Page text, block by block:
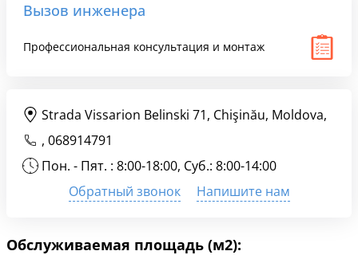
Обслуживаемая площадь (м2):
Вызов инженера
Профессиональная консультация и монтаж
Strada Vissarion Belinski 71, Chişinău, Moldova,
, 068914791
Пон. - Пят. : 8:00-18:00, Суб.: 8:00-14:00
Обратный звонок
Напишите нам